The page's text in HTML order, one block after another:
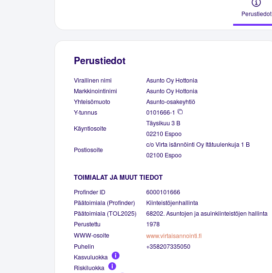
Perustiedot
Perustiedot
Virallinen nimi
Asunto Oy Hottonia
Markkinointinimi
Asunto Oy Hottonia
Yhteisömuoto
Asunto-osakeyhtiö
Y-tunnus
0101666-1
Käyntiosoite
Täysikuu 3 B
02210 Espoo
Postiosoite
c/o Virta isännöinti Oy Itätuulenkuja 1 B
02100 Espoo
TOIMIALAT JA MUUT TIEDOT
Profinder ID
6000101666
Päätoimiala (Profinder)
Kiinteistöjenhallinta
Päätoimiala (TOL2025)
68202. Asuntojen ja asuinkiinteistöjen hallinta
Perustettu
1978
WWW-osoite
www.virtaisannointi.fi
Puhelin
+358207335050
Kasvuluokka
Riskiluokka